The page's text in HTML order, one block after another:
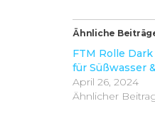
Ähnliche
FTM Rolle
für Süßwasser
April 26, 2024
Ähnlicher